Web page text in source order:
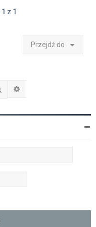
1 z 1
Przejdź do
Szukaj